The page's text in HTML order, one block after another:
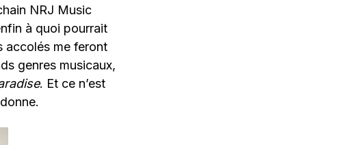
NRJ Music
à quoi pourrait
accolés me feront
genres musicaux,
. Et ce n’est